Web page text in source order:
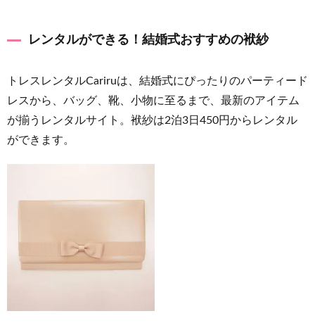
レンタルができる！結婚式おすすめの袱紗
トレスレンタルCariruは、結婚式にぴったりのパーティード
レスから、バッグ、靴、小物に至るまで、最新のアイテム
が揃うレンタルサイト。袱紗は2泊3日450円からレンタル
ができます。